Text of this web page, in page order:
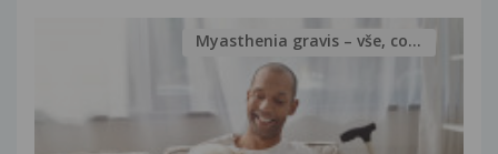
Myasthenia gravis – vše, co...